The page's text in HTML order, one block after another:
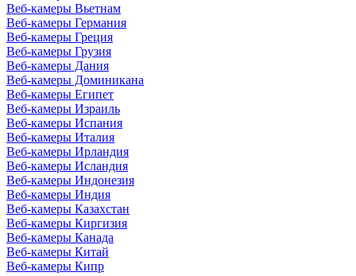
Веб-камеры Вьетнам
Веб-камеры Германия
Веб-камеры Греция
Веб-камеры Грузия
Веб-камеры Дания
Веб-камеры Доминикана
Веб-камеры Египет
Веб-камеры Израиль
Веб-камеры Испания
Веб-камеры Италия
Веб-камеры Ирландия
Веб-камеры Исландия
Веб-камеры Индонезия
Веб-камеры Индия
Веб-камеры Казахстан
Веб-камеры Киргизия
Веб-камеры Канада
Веб-камеры Китай
Веб-камеры Кипр